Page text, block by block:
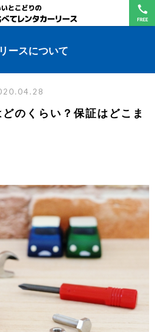
ースについて
のくらい？保証はどこま